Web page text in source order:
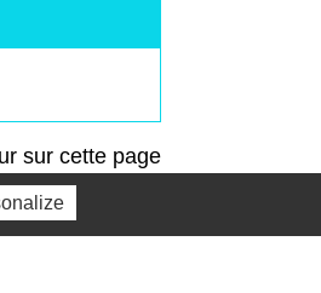
sur cette page